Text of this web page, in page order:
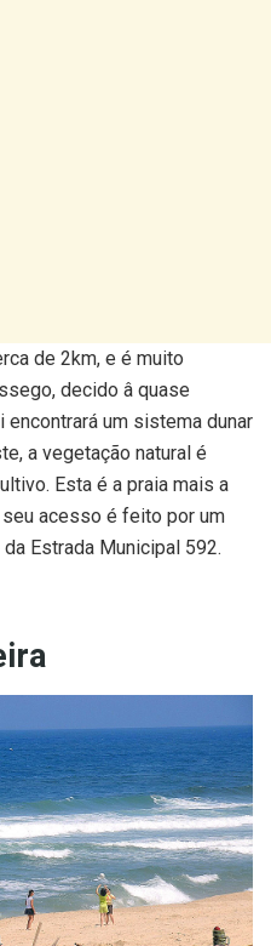
de 2km, e é muito
decido â quase
um sistema dunar
a vegetação natural é
Esta é a praia mais a
acesso é feito por um
Estrada Municipal 592.